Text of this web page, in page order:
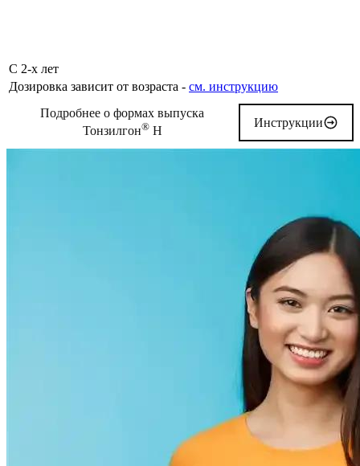
С 2-х лет
Дозировка зависит от возраста - см. инструкцию
Подробнее о формах выпуска
Тонзилгон®Н
Инструкции